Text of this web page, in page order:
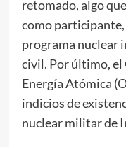
retomado, algo
como participante,
programa nuclear
civil. Por último, el
Energía Atómica
indicios de
nuclear militar de